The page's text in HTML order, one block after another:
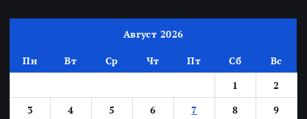
Август 2026
Пн Вт Ср Чт Пт Сб
Вс
1
2
3
4 5 6 7 8
9